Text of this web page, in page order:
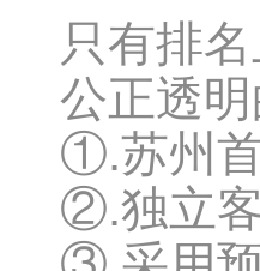
只有排
公正透
①.苏州
②.独立